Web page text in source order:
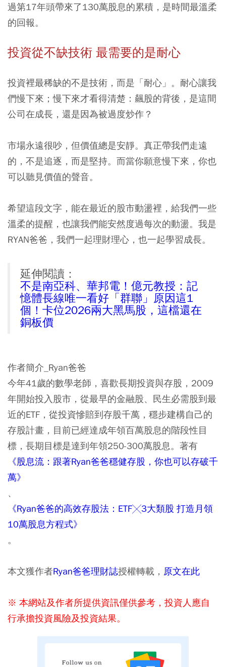
過第17年頭帶來了130萬股息的累積，是時間最溫柔
的回報。
投資從不缺技術 最需要的是耐心
投資裡最稀缺的不是技術，而是「耐心」。耐心讓我
們慢下來；慢下來才看得清楚：飆股的背後，是這間
公司在成長，還是因為被過度炒作？
市場永遠很吵，但價值總是安靜。真正帶我們走遠
的，不是追逐，而是堅持。而當你願意慢下來，你也
可以聽見價值的聲音。
希望這段文字，能在最近的股市動盪裡，給我們一些
溫柔的提醒，也讓我們能安然度過每次的動盪。我是
RYAN爸爸，我們一起理財理心，也一起學習成長。
延伸閱讀：
不是南亞科、華邦電！億元教授：記
憶體長線唯一看好「群聯」原因這1
個！卡位2026兩大黑馬股，這檔還在
銅板價
作者簡介_Ryan爸爸
今年41歲的數學老師，喜歡長期投資與存股，2009
年開始投入股市，從最早的金融股、民生必需股到最
近的ETF，從投資慘賠到存股千萬，穩步建構自己的
存股計畫，目前已經達成年領百萬股息的階段性目
標，長期目標是達到年領250-300萬股息。著有
《股息流：跟著Ryan爸爸穩健存股，你也可以存破千
萬》
、
《Ryan爸爸的高效存股法：ETF╳3大類股 打造月領
10萬股息方程式》
。
本文獲作者Ryan爸爸理財誌授權轉載， 原文在此
※ 本網站及作者所提供資訊僅供參考，投資人應自
行承擔投資風險及投資結果。